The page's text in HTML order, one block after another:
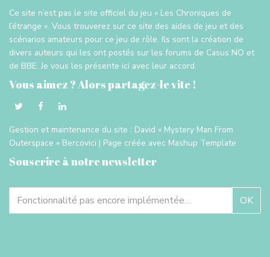
Ce site n’est pas le site officiel du jeu « Les Chroniques de
l’étrange ». Vous trouverez sur ce site des aides de jeu et des
scénarios amateurs pour ce jeu de rôle. Ils sont la création de
divers auteurs qui les ont postés sur les forums de Casus NO et
de BBE. Je vous les présente ici avec leur accord.
Vous aimez ? Alors partagez-le vite !
Gestion et maintenance du site : David « Mystery Man From
Outerspace » Bercovici | Page créée avec Mashup Template
Souscrire à notre newsletter
OK